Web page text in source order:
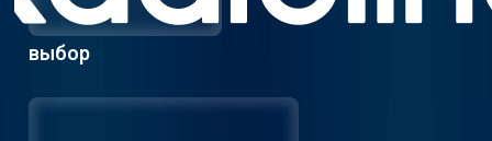
выбор